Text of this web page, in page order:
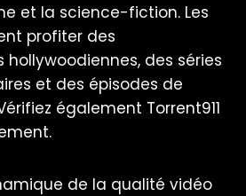
et la science-fiction. Les
profiter des
des séries
et des épisodes de
également Torrent911
.
de la qualité vidéo